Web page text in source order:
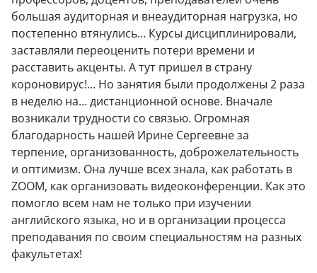
большая аудиторная и внеаудиторная нагрузка, но
постепенно втянулись… Курсы дисциплинировали,
заставляли переоценить потери времени и
расставить акценты. А тут пришел в страну
короновирус!... Но занятия были продолжены 2 раза
в неделю на… дистанционной основе. Вначале
возникали трудности со связью. Огромная
благодарность нашей Ирине Сергеевне за
терпение, организованность, доброжелательность
и оптимизм. Она лучше всех знала, как работать в
ZOOM, как организовать видеоконференции. Как это
помогло всем нам не только при изучении
английского языка, но и в организации процесса
преподавания по своим специальностям на разных
факультетах!